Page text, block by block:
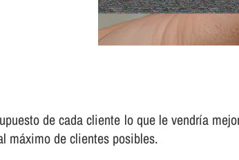
de cada cliente lo que le vendrí­a
máximo de clientes posibles.